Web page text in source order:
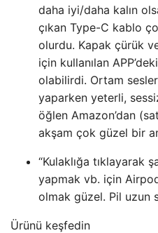
daha iyi/daha kalın
çıkan Type-C kablo
olurdu. Kapak çürük
için kullanılan
olabilirdi. Ortam
yaparken yeterli,
öğlen Amazon’dan
akşam çok güzel bir
“Kulaklığa tıklayarak
yapmak vb. için
olmak güzel. Pil uzun
Ürünü keşfedin